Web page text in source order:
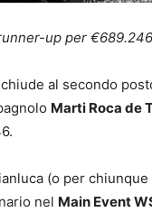
up per
chiude al secondo
Marti Roca de
(o per
nel Main Event